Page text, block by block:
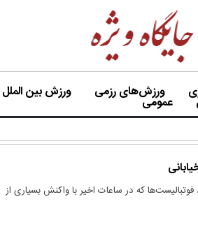
ورزش‌های رزمی ورزش بین الملل
عمومی
که در ساعات اخیر با واکنش بسیاری از